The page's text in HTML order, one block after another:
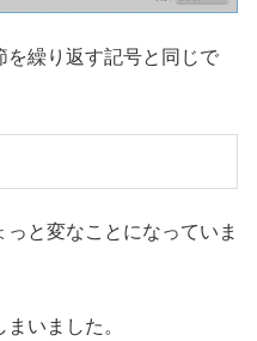
を繰り返す記号と同じで
と変なことになっていま
いました。